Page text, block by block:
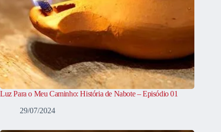
Luz Para o Meu Caminho: História de Nabote – Episódio 01
29/07/2024